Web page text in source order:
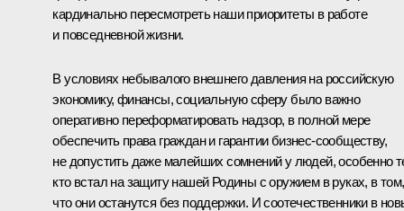
кардинально пересмотреть наши приоритеты в работе
и повседневной жизни.
В условиях небывалого внешнего давления на российскую
экономику, финансы, социальную сферу было важно
оперативно переформатировать надзор, в полной мере
обеспечить права граждан и гарантии бизнес-сообществу,
не допустить даже малейших сомнений у людей, особенно
кто встал на защиту нашей Родины с оружием в руках, в том,
что они останутся без поддержки. И соотечественники в